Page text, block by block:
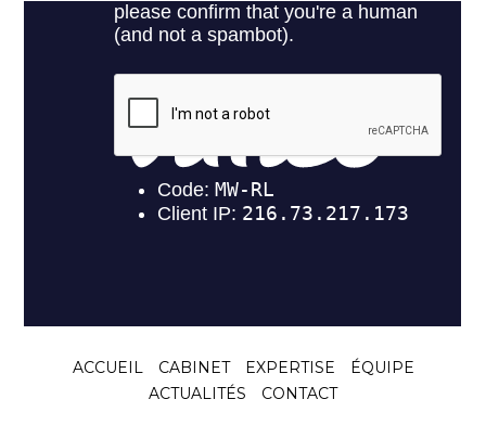
ACCUEIL CABINET EXPERTISE
ÉQUIPE
ACTUALITÉS
CONTACT